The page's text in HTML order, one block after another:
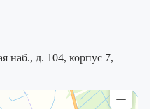
наб., д. 104, корпус 7,